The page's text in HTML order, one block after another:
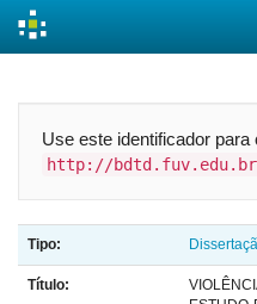
Use este identificador
http://
Tipo:
Título: